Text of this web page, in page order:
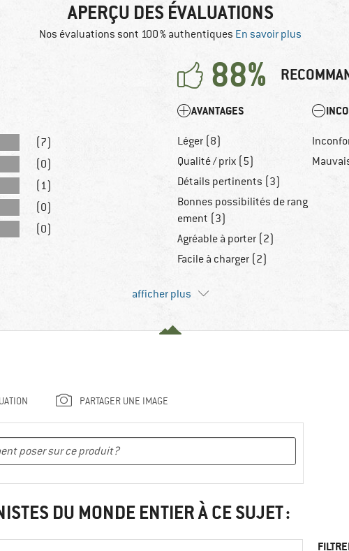
APERÇU DES ÉVALUATIONS
Nos évaluations sont 100 % authentiques En savoir plus
88%
(7)
(0)
(1)
(0)
(0)
AVANTAGES
Léger (8)
Qualité / prix (5)
Détails pertinents (3)
Bonnes possibilités de rang
ement (3)
Agréable à porter (2)
Facile à charger (2)
afficher plus
PARTAGER UNE IMAGE
DU MONDE ENTIER À CE SUJET :